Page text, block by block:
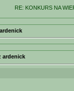
RE: KONKURS NA
ardenick